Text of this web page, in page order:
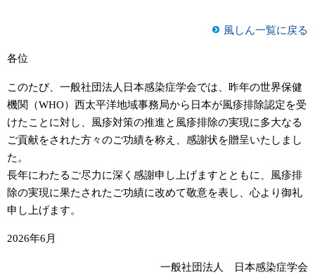
風しん一覧に戻る
各位
このたび、一般社団法人日本感染症学会では、昨年の世界保健
機関（WHO）西太平洋地域事務局から日本が風疹排除認定を受
けたことに対し、風疹対策の推進と風疹排除の実現に多大なる
ご貢献をされた方々のご功績を称え、感謝状を贈呈いたしまし
た。
長年にわたるご尽力に深く感謝申し上げますとともに、風疹排
除の実現に果たされたご功績に改めて敬意を表し、心より御礼
申し上げます。
2026年6月
一般社団法人 日本感染症学会